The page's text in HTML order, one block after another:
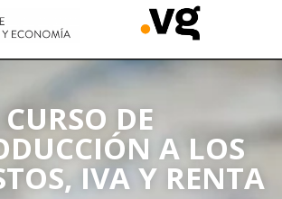
CURSO DE
A LOS
IVA Y RENTA